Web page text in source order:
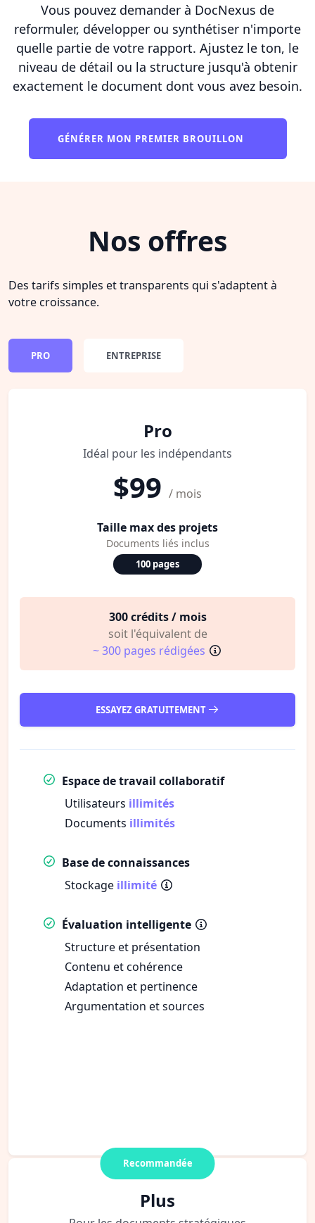
Vous pouvez demander à DocNexus de
reformuler, développer ou synthétiser n'importe
quelle partie de votre rapport. Ajustez le ton, le
niveau de détail ou la structure jusqu'à obtenir
exactement le document dont vous avez besoin.
GÉNÉRER MON PREMIER BROUILLON
Nos offres
Des tarifs simples et transparents qui s'adaptent à
votre croissance.
PRO ENTREPRISE
Pro
Idéal pour les indépendants
$99 / mois
Taille max des projets
Documents liés inclus
100 pages
300 crédits / mois
soit l'équivalent de
~ 300 pages rédigées
ESSAYEZ GRATUITEMENT
Espace de travail collaboratif
Utilisateurs illimités
Documents illimités
Base de connaissances
Stockage illimité
Évaluation intelligente
Structure et présentation
Contenu et cohérence
Adaptation et pertinence
Argumentation et sources
Recommandée
Plus